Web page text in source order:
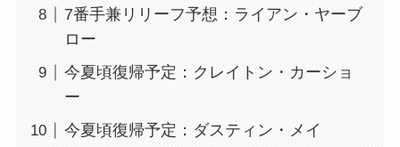
7番手兼リリーフ予想：ライアン・ヤーブ
ロー
今夏頃復帰予定：クレイトン・カーショ
ー
今夏頃復帰予定：ダスティン・メイ